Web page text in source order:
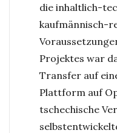
die inhaltlich-
kaufmännisch-
Projektes war
Transfer auf
Plattform auf
tschechische